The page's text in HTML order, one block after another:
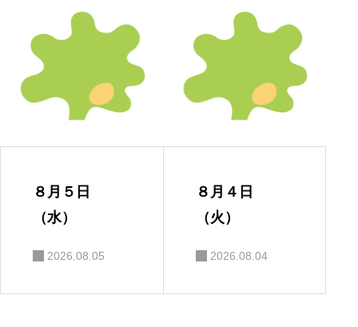
８月５日
（水）
2026.08.05
８月４日
（火）
2026.08.04